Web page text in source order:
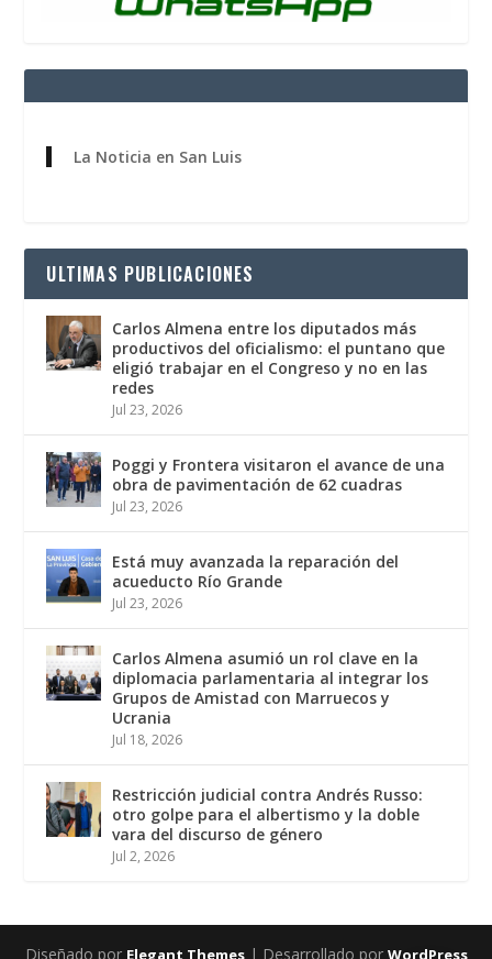
La Noticia en San Luis
ULTIMAS PUBLICACIONES
Carlos Almena entre los diputados más
productivos del oficialismo: el puntano que
eligió trabajar en el Congreso y no en las
redes
Jul 23, 2026
Poggi y Frontera visitaron el avance de una
obra de pavimentación de 62 cuadras
Jul 23, 2026
Está muy avanzada la reparación del
acueducto Río Grande
Jul 23, 2026
Carlos Almena asumió un rol clave en la
diplomacia parlamentaria al integrar los
Grupos de Amistad con Marruecos y
Ucrania
Jul 18, 2026
Restricción judicial contra Andrés Russo:
otro golpe para el albertismo y la doble
vara del discurso de género
Jul 2, 2026
Diseñado por Elegant Themes| Desarrollado por WordPress